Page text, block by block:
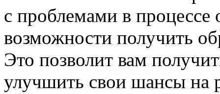
с проблемами в процессе
возможности получить
Это позволит вам
улучшить свои шансы на